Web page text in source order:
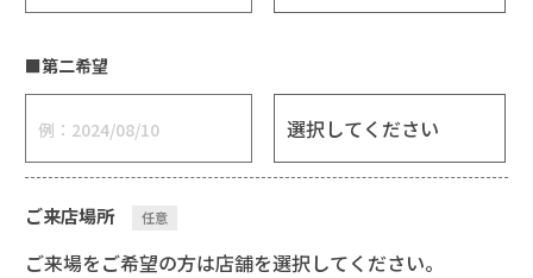
■第二希望
ご来店場所 任意
ご来場をご希望の方は店舗を選択してください。